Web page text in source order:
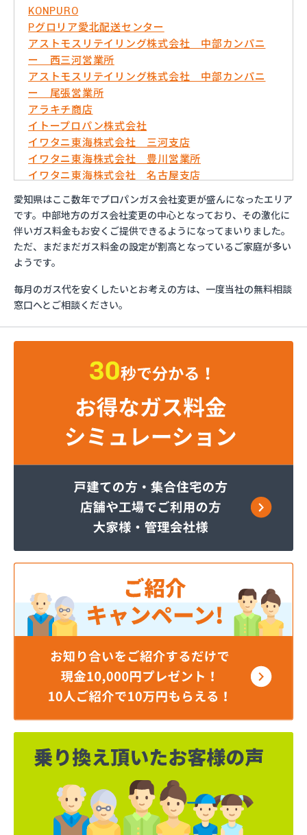
KONPURO
Pグロリア愛北配送センター
アストモスリテイリング株式会社 中部カンパニ
ー 西三河営業所
アストモスリテイリング株式会社 中部カンパニ
ー 尾張営業所
アラキチ商店
イトープロパン株式会社
イワタニ東海株式会社 三河支店
イワタニ東海株式会社 豊川営業所
イワタニ東海株式会社 名古屋支店
イワタニ東海株式会社 名古屋南営業所
およべプロパン
ガスショップイチカワ
ガステックサービス株式会社 安城営業所
ガステックサービス株式会社 西三河支店
ガステックサービス株式会社 蒲郡営業所
ガステックサービス株式会社 吉良営業所
ガステックサービス株式会社 新城営業所
ガステックサービス株式会社 西尾営業所
ガステックサービス株式会社 尾張支店 春日井営
ガステックサービス株式会社 豊川営業所
カネテン商店
サーラプラザ蒲郡
サンダイ燃料店
ジェイエイ・トービス株式会社 名古屋営業所
ダイイチガスコム株式会社 尾張営業所
チリウヒーターサービス
ツバメガス株式会社新城営業所
ニイミガス株式会社
ニイミ産業株式会社 本部・ホームガス
ニイミ産業株式会社 ホームガス 名古屋西営業所
ニイミ産業株式会社 尾張旭営業所
ハタスビルダー株式会社 リボンガス
ひまわり農協 燃料課・プロパンガス
フジオートステーション
フジヨシ商店
フルタ鹿乗店
ます角商店
マルタケ株式会社
マルト尾関商店
愛知県はここ数年でプロパンガス会社変更が盛んになったエリア
です。中部地方のガス会社変更の中心となっており、その激化に
伴いガス料金もお安くご提供できるようになってまいりました。
ただ、まだまだガス料金の設定が割高となっているご家庭が多い
ようです。
毎月のガス代を安くしたいとお考えの方は、一度当社の無料相談
窓口へとご相談ください。